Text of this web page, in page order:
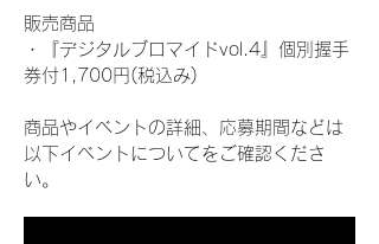
販売商品
・『デジタルブロマイドvol.4』個別握手
券付1,700円(税込み)
商品やイベントの詳細、応募期間などは
以下イベントについてをご確認くださ
い。